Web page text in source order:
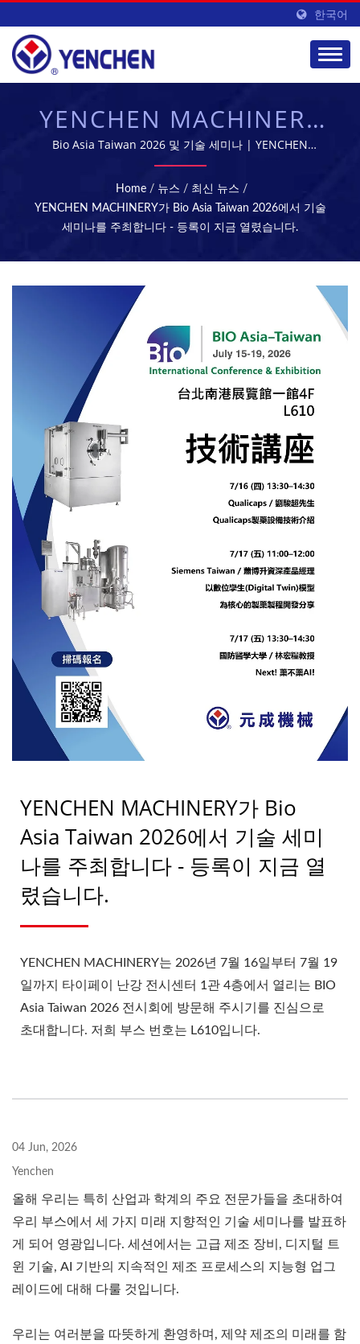
한국어
YENCHEN MACHINERY
가 BIO ASIA TAIWAN
2026에서 기술 세미나를
개최합니다 - 등록 시작 |
제조 장비 | YENCHEN
Bio Asia Taiwan 2026 및 기술 세미나 | YENCHEN
MACHINERY CO., LTD.는 60년 동안 제약 기계 제조에 전문
화되어 있습니다.
Home / 뉴스 / 최신 뉴스 /
YENCHEN MACHINERY가 Bio Asia Taiwan 2026에서 기술
세미나를 주최합니다 - 등록이 지금 열렸습니다.
YENCHEN MACHINERY가 Bio
Asia Taiwan 2026에서 기술 세미
나를 주최합니다 - 등록이 지금 열
렸습니다.
YENCHEN MACHINERY는 2026년 7월 16일부터 7월 19
일까지 타이페이 난강 전시센터 1관 4층에서 열리는 BIO
Asia Taiwan 2026 전시회에 방문해 주시기를 진심으로
초대합니다. 저희 부스 번호는 L610입니다.
04 Jun, 2026
Yenchen
올해 우리는 특히 산업과 학계의 주요 전문가들을 초대하여
우리 부스에서 세 가지 미래 지향적인 기술 세미나를 발표하
게 되어 영광입니다. 세션에서는 고급 제조 장비, 디지털 트
윈 기술, AI 기반의 지속적인 제조 프로세스의 지능형 업그
레이드에 대해 다룰 것입니다.
우리는 여러분을 따뜻하게 환영하며, 제약 제조의 미래를 함